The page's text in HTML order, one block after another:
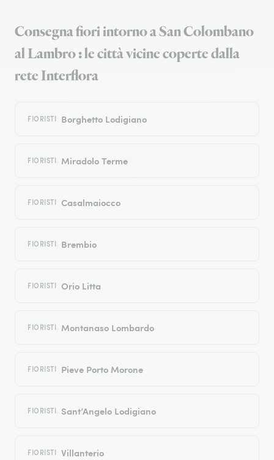
Consegna fiori intorno a San Colombano
al Lambro : le città vicine coperte dalla
rete Interflora
FIORISTI Borghetto Lodigiano
FIORISTI Miradolo Terme
FIORISTI Casalmaiocco
FIORISTI Brembio
FIORISTI Orio Litta
FIORISTI Montanaso Lombardo
FIORISTI Pieve Porto Morone
FIORISTI Sant’Angelo Lodigiano
FIORISTI Villanterio